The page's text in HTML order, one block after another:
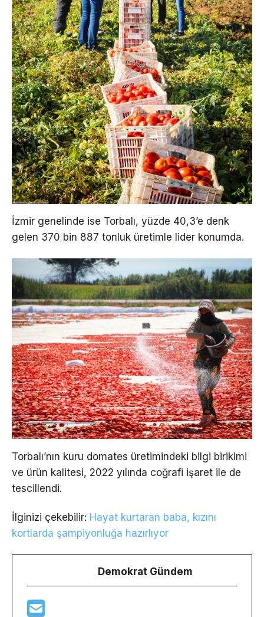
İzmir genelinde ise Torbalı, yüzde 40,3’e denk
gelen 370 bin 887 tonluk üretimle lider konumda.
Torbalı’nın kuru domates üretimindeki bilgi birikimi
ve ürün kalitesi, 2022 yılında coğrafi işaret ile de
tescillendi.
İlginizi çekebilir: Hayat kurtaran baba, kızını
kortlarda şampiyonluğa hazırlıyor
Demokrat Gündem